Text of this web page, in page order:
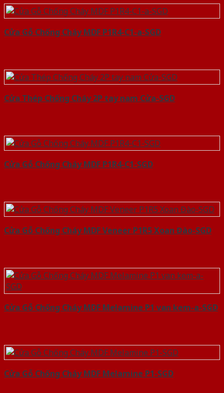
Cửa Gỗ Chống Cháy MDF P1R4-C1-a-SGD
Cửa Thép Chống Cháy 2P tay nam Cửa-SGD
Cửa Gỗ Chống Cháy MDF P1R4-C1-SGD
Cửa Gỗ Chống Cháy MDF Veneer P1R5 Xoan Đào-SGD
Cửa Gỗ Chống Cháy MDF Melamine P1 van kem-a-SGD
Cửa Gỗ Chống Cháy MDF Melamine P1-SGD